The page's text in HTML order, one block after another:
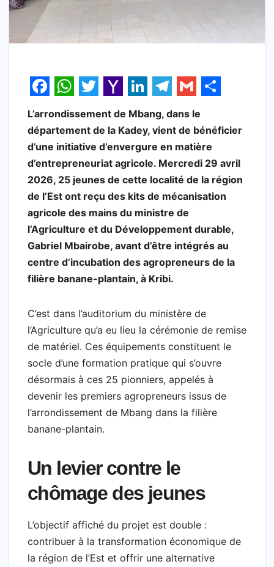
F
a
c
e
b
o
o
k
W
h
a
t
s
A
p
p
w
i
t
t
e
r
Y
a
h
o
o
M
a
i
l
L
i
n
k
e
d
I
n
e
l
e
g
r
a
m
m
a
i
l
h
a
r
e
L’arrondissement de Mbang, dans le
département de la Kadey, vient de bénéficier
d’une initiative d’envergure en matière
d’entrepreneuriat agricole. Mercredi 29 avril
2026, 25 jeunes de cette localité de la région
de l’Est ont reçu des kits de mécanisation
agricole des mains du ministre de
l’Agriculture et du Développement durable,
Gabriel Mbairobe, avant d’être intégrés au
centre d’incubation des agropreneurs de la
filière banane-plantain, à Kribi.
C’est dans l’auditorium du ministère de
l’Agriculture qu’a eu lieu la cérémonie de remise
de matériel. Ces équipements constituent le
socle d’une formation pratique qui s’ouvre
désormais à ces 25 pionniers, appelés à
devenir les premiers agropreneurs issus de
l’arrondissement de Mbang dans la filière
banane-plantain.
Un levier contre le
chômage des jeunes
L’objectif affiché du projet est double :
contribuer à la transformation économique de
la région de l’Est et offrir une alternative